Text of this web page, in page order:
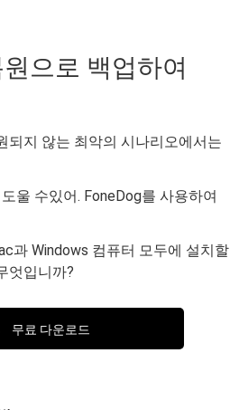
으로 백업하여
되지 않는 최악의 시나리오에서는
울 수있어. FoneDog를 사용하여
과 Windows 컴퓨터 모두에 설치할
엇입니까?
무료 다운로드